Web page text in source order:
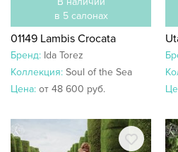
в 5 салонах
01149 Lambis Crocata
Бренд: Ida Torez
Коллекция: Soul of the Sea
Цена: от 48 600 руб.